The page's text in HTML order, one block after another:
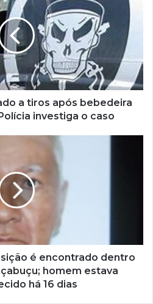
a tiros após bebedeira
investiga o caso
é encontrado dentro
homem estava
há 16 dias